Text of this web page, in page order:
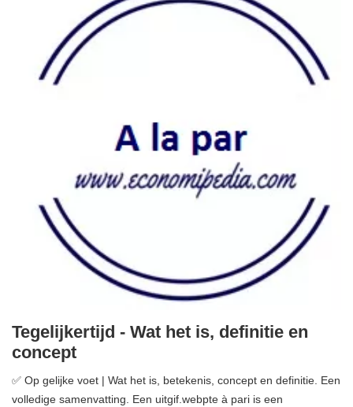
Tegelijkertijd - Wat het is, definitie en
concept
✅ Op gelijke voet | Wat het is, betekenis, concept en definitie. Een
volledige samenvatting. Een uitgif.webpte à pari is een